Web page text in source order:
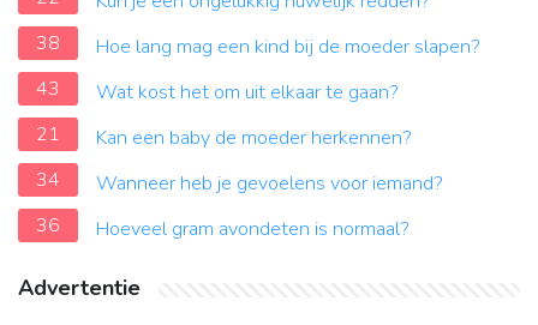
38
Hoe lang mag een kind bij de moeder slapen?
43
Wat kost het om uit elkaar te gaan?
21
Kan een baby de moeder herkennen?
34
Wanneer heb je gevoelens voor iemand?
36
Hoeveel gram avondeten is normaal?
Advertentie